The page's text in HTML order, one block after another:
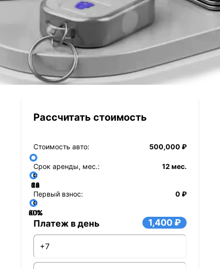
Рассчитать стоимость
Стоимость авто: 500,000 ₽
Срок аренды, мес.: 12 мес.
12
24
36
48
60
72
84
Первый взнос:
0 ₽
0%
20%
40%
60%
80%
Платеж в день 1,400 ₽